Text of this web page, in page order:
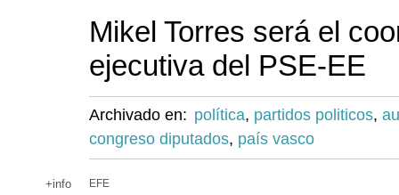
Mikel Torres será el
ejecutiva del PSE-EE
Archivado en: política, partidos politicos,
congreso diputados, país vasco
+info
EFE